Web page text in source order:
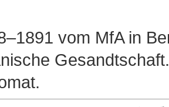
vom MfA in
Gesandtschaft.